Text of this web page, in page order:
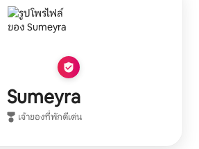
Sumeyra
เจ้าของที่พักดีเด่น